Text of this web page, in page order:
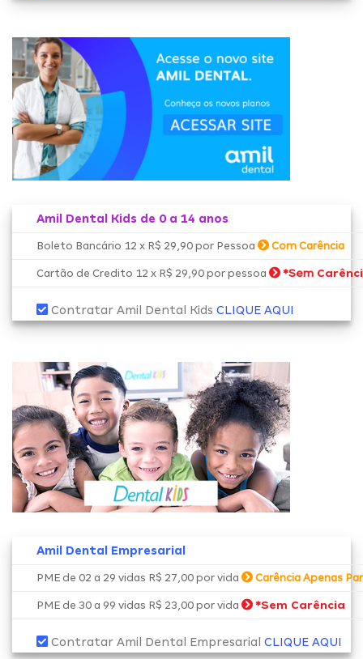
Amil Dental Kids de 0 a 14 anos
Boleto Bancário 12 x R$ 29,90 por Pessoa Com Carência
Cartão de Credito 12 x R$ 29,90 por pessoa *Sem
Contratar Amil Dental Kids CLIQUE AQUI
Amil Dental Empresarial
PME de 02 a 29 vidas R$ 27,00 por vida Carência Apenas
PME de 30 a 99 vidas R$ 23,00 por vida *Sem Carência
Contratar Amil Dental Empresarial CLIQUE AQUI